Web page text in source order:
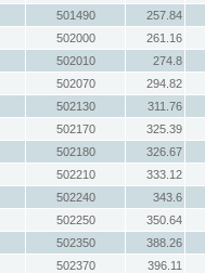
501490
257.84
502000
261.16
502010
274.8
502070
294.82
502130
311.76
502170
325.39
502180
326.67
502210
333.12
502240
343.6
502250
350.64
502350
388.26
502370
396.11